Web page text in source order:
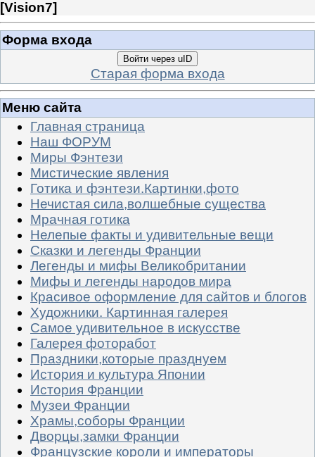
[Vision7]
Форма входа
Войти через uID
Старая форма входа
Меню сайта
Главная страница
Наш ФОРУМ
Миры Фэнтези
Мистические явления
Готика и фэнтези.Картинки,фото
Нечистая сила,волшебные существа
Мрачная готика
Нелепые факты и удивительные вещи
Сказки и легенды Франции
Легенды и мифы Великобритании
Мифы и легенды народов мира
Красивое оформление для сайтов и блогов
Художники. Картинная галерея
Самое удивительное в искусстве
Галерея фоторабот
Праздники,которые празднуем
История и культура Японии
История Франции
Музеи Франции
Храмы,соборы Франции
Дворцы,замки Франции
Французские короли и императоры